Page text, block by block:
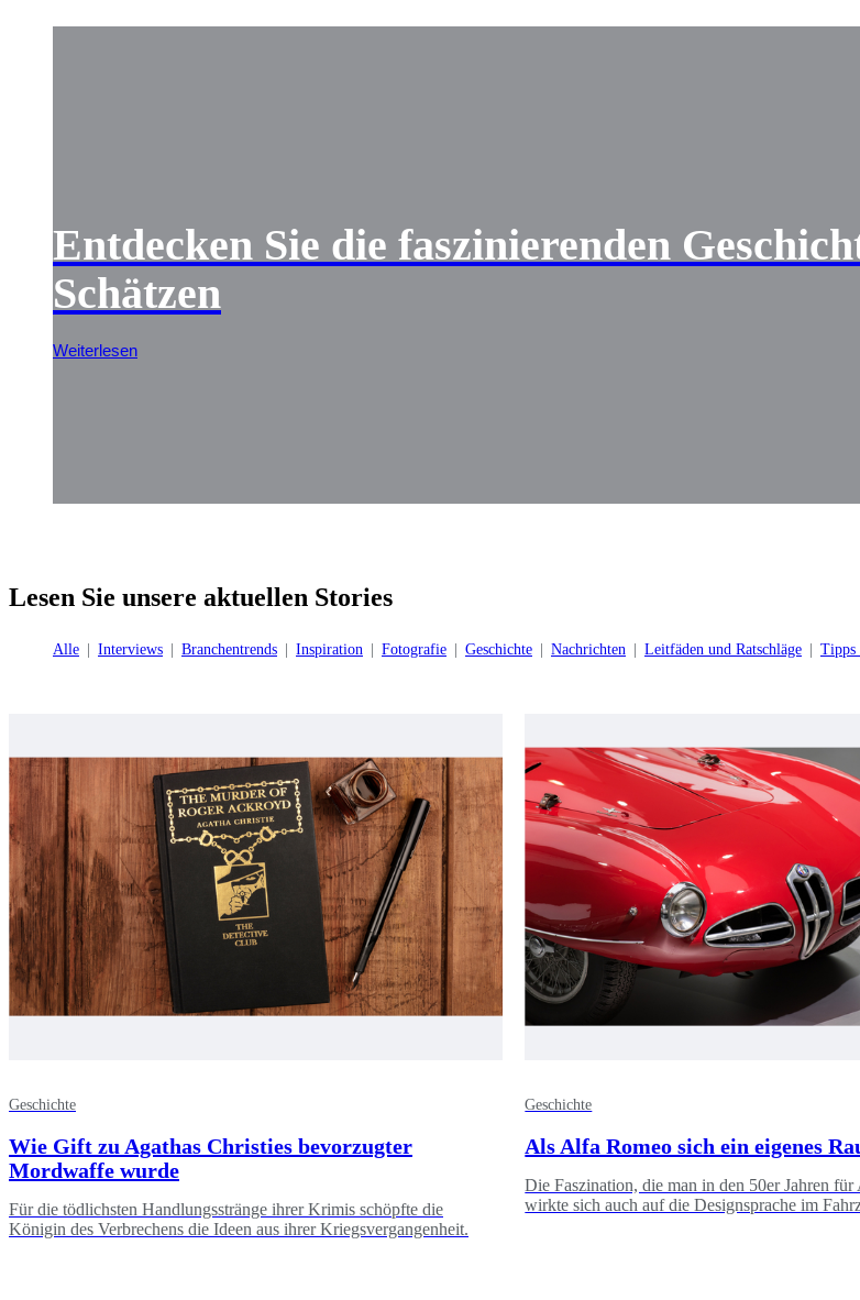
Entdecken Sie die faszinierenden
Schätzen
Weiterlesen
Lesen Sie unsere aktuellen Stories
Alle Interviews Branchentrends Inspiration Fotografie Geschichte Nachrichten Leitfäden und Ratschläge Tipps
Geschichte
Wie Gift zu Agathas Christies bevorzugter
Mordwaffe wurde
Für die tödlichsten Handlungsstränge ihrer Krimis schöpfte die
Königin des Verbrechens die Ideen aus ihrer Kriegsvergangenheit.
Geschichte
Als Alfa Romeo sich ein eigenes
Die Faszination, die man in den 50er Jahren für
wirkte sich auch auf die Designsprache im